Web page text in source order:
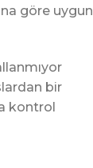
göre uygun
bir
kontrol